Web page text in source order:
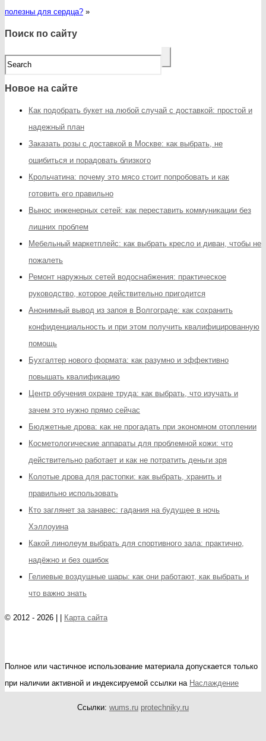
полезны для сердца? »
Поиск по сайту
Новое на сайте
Как подобрать букет на любой случай с доставкой: простой и
надежный план
Заказать розы с доставкой в Москве: как выбрать, не
ошибиться и порадовать близкого
Крольчатина: почему это мясо стоит попробовать и как
готовить его правильно
Вынос инженерных сетей: как переставить коммуникации без
лишних проблем
Мебельный маркетплейс: как выбрать кресло и диван, чтобы не
пожалеть
Ремонт наружных сетей водоснабжения: практическое
руководство, которое действительно пригодится
Анонимный вывод из запоя в Волгограде: как сохранить
конфиденциальность и при этом получить квалифицированную
помощь
Бухгалтер нового формата: как разумно и эффективно
повышать квалификацию
Центр обучения охране труда: как выбрать, что изучать и
зачем это нужно прямо сейчас
Бюджетные дрова: как не прогадать при экономном отоплении
Косметологические аппараты для проблемной кожи: что
действительно работает и как не потратить деньги зря
Колотые дрова для растопки: как выбрать, хранить и
правильно использовать
Кто заглянет за занавес: гадания на будущее в ночь
Хэллоуина
Какой линолеум выбрать для спортивного зала: практично,
надёжно и без ошибок
Гелиевые воздушные шары: как они работают, как выбрать и
что важно знать
© 2012 - 2026 | | Карта сайта
Полное или частичное использование материала допускается только
при наличии активной и индексируемой ссылки на Наслаждение
Ссылки: wums.ru protechniky.ru